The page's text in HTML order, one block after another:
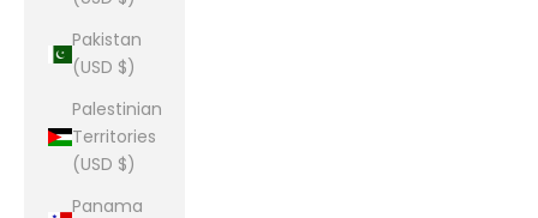
Pakistan
(USD $)
Palestinian
Territories
(USD $)
Panama